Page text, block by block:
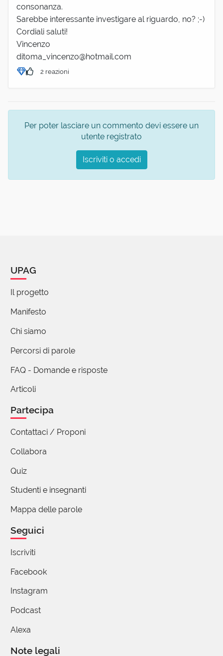
consonanza.
Sarebbe interessante investigare al riguardo, no? ;-)
Cordiali saluti!
Vincenzo
ditoma_vincenzo@hotmail.com
2 reazioni
Per poter lasciare un commento devi essere un
utente registrato
Iscriviti o accedi
UPAG
Il progetto
Manifesto
Chi siamo
Percorsi di parole
FAQ - Domande e risposte
Articoli
Partecipa
Contattaci / Proponi
Collabora
Quiz
Studenti e insegnanti
Mappa delle parole
Seguici
Iscriviti
Facebook
Instagram
Podcast
Alexa
Note legali